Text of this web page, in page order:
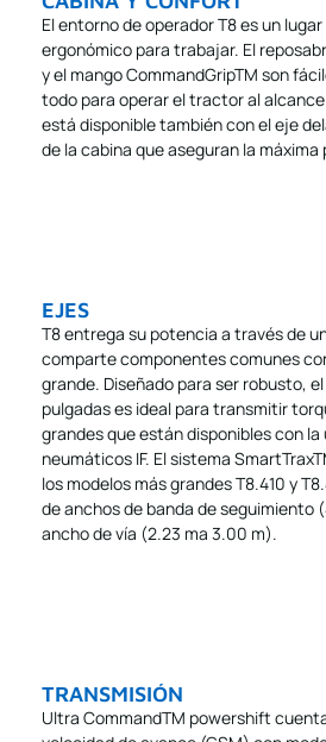
El entorno de operador T8 es un
ergonómico para trabajar. El
y el mango CommandGripTM son
todo para operar el tractor al alcance
está disponible también con el eje
de la cabina que aseguran la
EJES
T8 entrega su potencia a través de
comparte componentes comunes
grande. Diseñado para ser robusto,
pulgadas es ideal para transmitir
grandes que están disponibles con
neumáticos IF. El sistema
los modelos más grandes T8.410 y
de anchos de banda de seguimiento
ancho de vía (2.23 ma 3.00 m).
TRANSMISIÓN
Ultra CommandTM powershift